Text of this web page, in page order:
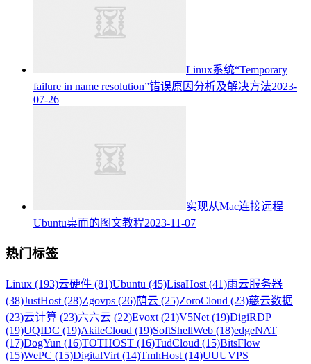
Linux系统“Temporary
failure in name resolution”错误原因分析及解决方法2023-
07-26
实现从Mac连接远程
Ubuntu桌面的图文教程2023-11-07
热门标签
Linux (193)云硬件 (81)Ubuntu (45)LisaHost (41)雨云服务器
(38)JustHost (28)Zgovps (26)荫云 (25)ZoroCloud (23)慈云数据
(23)云计算 (23)六六云 (22)Evoxt (21)V5Net (19)DigiRDP
(19)UQIDC (19)AkileCloud (19)SoftShellWeb (18)edgeNAT
(17)DogYun (16)TOTHOST (16)TudCloud (15)BitsFlow
(15)WePC (15)DigitalVirt (14)TmhHost (14)UUUVPS